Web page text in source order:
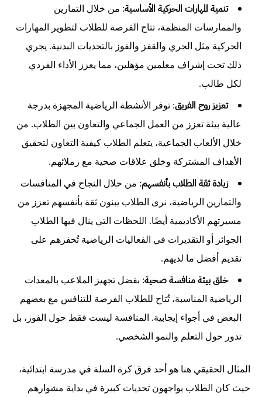
تنمية المهارات الحركية الأساسية: من خلال التمارين
والممارسات المنظمة، تتاح الفرصة للطلاب لتطوير المهارات
الحركية مثل الجري والقفز والفوز بالتحديات البدنية. يجري
ذلك تحت إشراف معلمين مؤهلين، مما يعزز الأداء الفردي
لكل طالب.
تعزيز روح الفريق: توفر الأنشطة الرياضية المجهزة بدرجة
عالية بيئة تعزز من العمل الجماعي والتعاون بين الطلاب. من
خلال الألعاب الجماعية، يتعلم الطلاب كيفية التعاون لتحقيق
الأهداف المشتركة وخلق علاقات صحية مع زملائهم.
زيادة ثقة الطلاب بأنفسهم: من خلال النجاح في المنافسات
والتمارين الرياضية، نرى الطلاب يبنون ثقة بأنفسهم تعزز من
مسيرتهم الأكاديمية أيضًا. اللحظات التي ينال فيها الطلاب
الجوائز أو التقديرات في الفعاليات الرياضية تُحفزهم على
تقديم أفضل ما لديهم.
خلق بيئة منافسة صحية: بفضل تجهيز الملاعب بالمعدات
الرياضية المناسبة، تُتاح للطلاب الفرصة للتنافس مع بعضهم
البعض في أجواء إيجابية. المنافسة ليست فقط حول الفوز، بل
تدور حول التعلم والنمو الشخصي.
المثال الحقيقي هنا هو أحد فرق كرة السلة في مدرسة ابتدائية،
حيث كان الطلاب يواجهون تحديات كبيرة في بداية مشوارهم